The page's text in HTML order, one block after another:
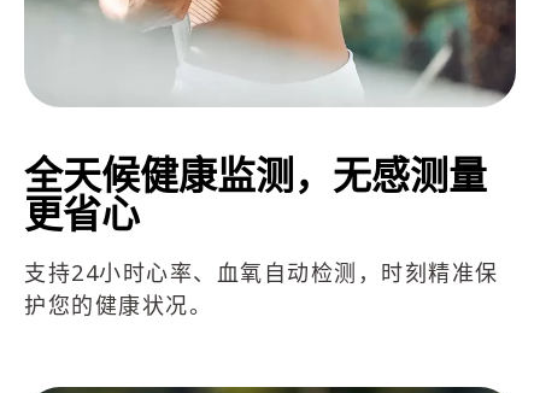
全天候健康监测，无感测量
更省心
支持24小时心率、血氧自动检测，时刻精准保
护您的健康状况。